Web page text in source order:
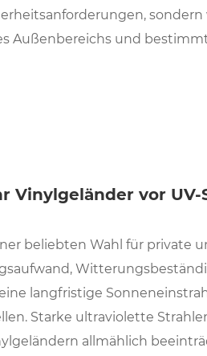
Außenbereichs und
Vinylgeländer vor
beliebten Wahl für private
langfristige
Starke ultraviolette
allmählich